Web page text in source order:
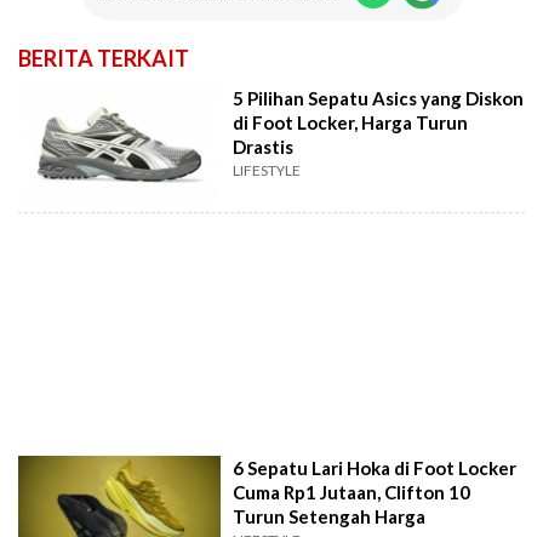
BERITA TERKAIT
5 Pilihan Sepatu Asics yang Diskon
di Foot Locker, Harga Turun
Drastis
LIFESTYLE
6 Sepatu Lari Hoka di Foot Locker
Cuma Rp1 Jutaan, Clifton 10
Turun Setengah Harga